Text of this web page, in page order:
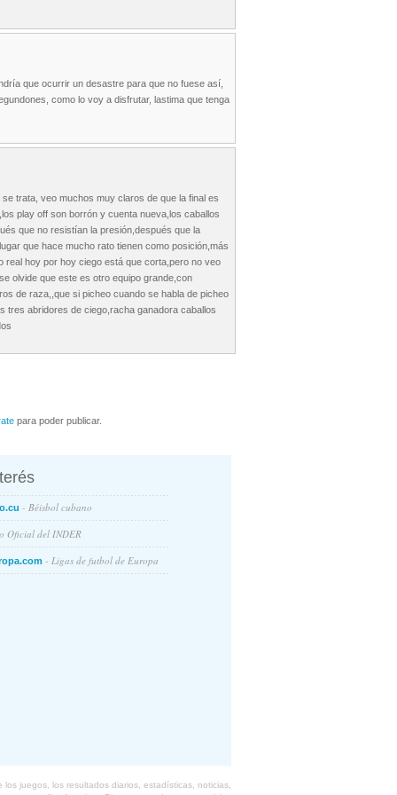
que ocurrir un desastre para que no fuese así,
como lo voy a disfrutar, lastima que tenga
trata, veo muchos muy claros de que la final es
play off son borrón y cuenta nueva,los caballos
que no resistían la presión,después que la
que hace mucho rato tienen como posición,más
real hoy por hoy ciego está que corta,pero no veo
olvide que este es otro equipo grande,con
de raza,,que si picheo cuando se habla de picheo
tres abridores de ciego,racha ganadora caballos
para poder publicar.
- Béisbol cubano
Oficial del INDER
- Ligas de futbol de Europa
juegos, los resultados diarios, estadísticas, noticias,